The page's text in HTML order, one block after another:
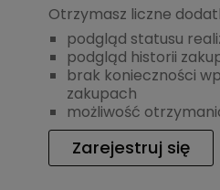
Otrzymasz liczne
podgląd statusu
podgląd historii
brak konieczności
zakupach
możliwość
Zarejestruj się